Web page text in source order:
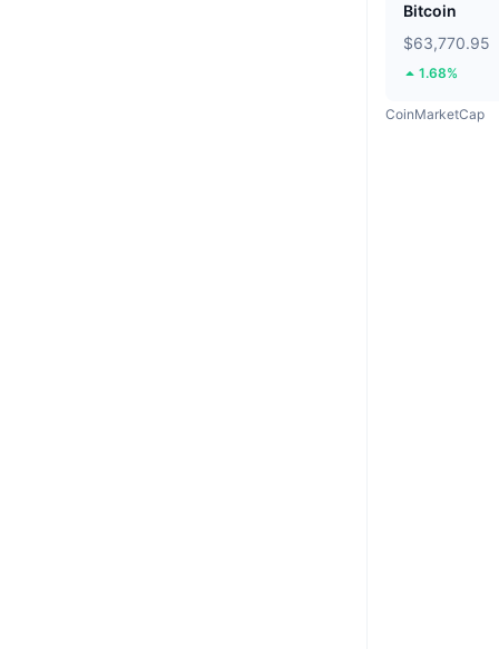
Bitcoin
$63,770.95
1.68%
CoinMarketCap